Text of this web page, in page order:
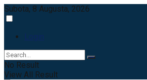
Subota, 8 Augusta, 2026
Login
No Result
View All Result